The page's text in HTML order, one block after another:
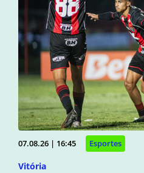
07.08.26 | 16:45 Esportes
Vitória